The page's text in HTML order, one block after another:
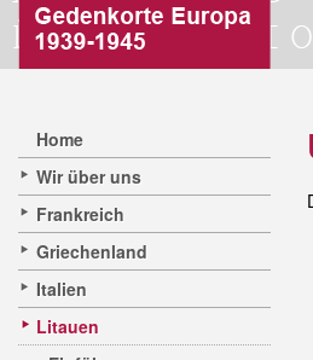
Home
Wir über uns
Frankreich
Griechenland
Italien
Litauen